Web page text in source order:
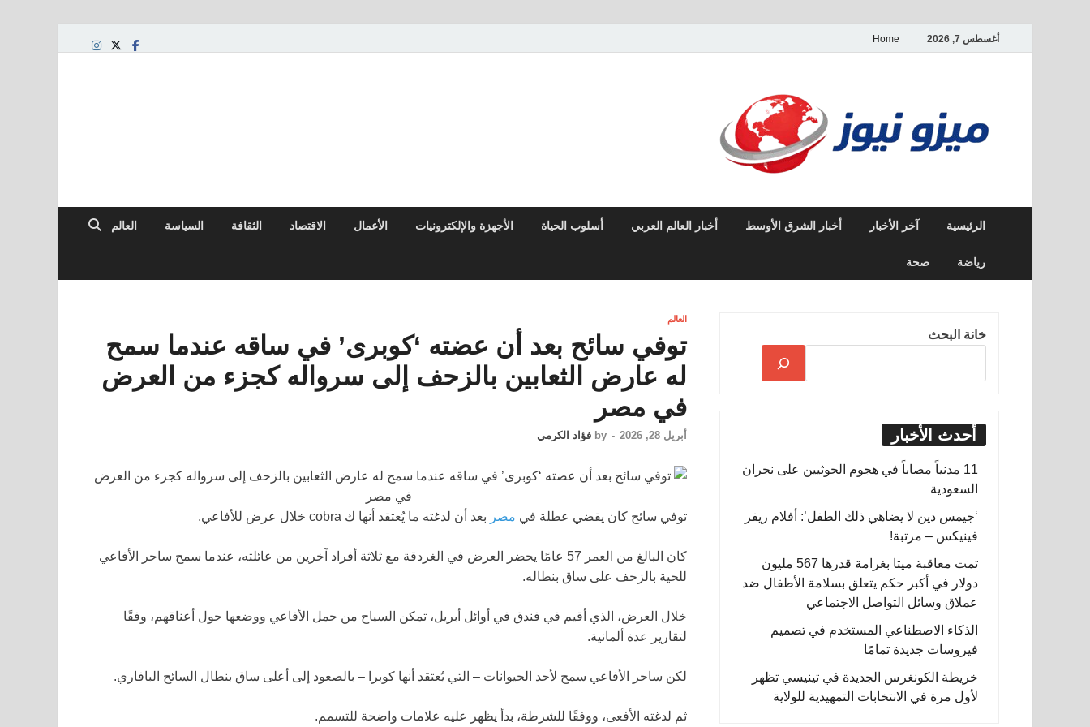
أغسطس 7, 2026 Home
الرئيسية آخر الأخبار أخبار الشرق الأوسط أخبار العالم العربي أسلوب الحياة الأجهزة والإلكترونيات الأعمال الاقتصاد الثقافة السياسة العالم
رياضة صحة
العالم
توفي سائح بعد أن عضته ‘كوبرى’ في ساقه عندما سمح
له عارض الثعابين بالزحف إلى سرواله كجزء من العرض
في مصر
أبريل 28, 2026 -
by فؤاد الكرمي
توفي سائح كان يقضي عطلة في مصر بعد أن لدغته ما يُعتقد أنها ك cobra خلال عرض للأفاعي.
كان البالغ من العمر 57 عامًا يحضر العرض في الغردقة مع ثلاثة أفراد آخرين من عائلته، عندما سمح ساحر الأفاعي
للحية بالزحف على ساق بنطاله.
خلال العرض، الذي أقيم في فندق في أوائل أبريل، تمكن السياح من حمل الأفاعي ووضعها حول أعناقهم، وفقًا
لتقارير عدة ألمانية.
لكن ساحر الأفاعي سمح لأحد الحيوانات – التي يُعتقد أنها كوبرا – بالصعود إلى أعلى ساق بنطال السائح البافاري.
ثم لدغته الأفعى، ووفقًا للشرطة، بدأ يظهر عليه علامات واضحة للتسمم.
خانة البحث
أحدث الأخبار
11 مدنياً مصاباً في هجوم الحوثيين على نجران
السعودية
‘جيمس دين لا يضاهي ذلك الطفل’: أفلام ريفر
فينيكس – مرتبة!
تمت معاقبة ميتا بغرامة قدرها 567 مليون
دولار في أكبر حكم يتعلق بسلامة الأطفال ضد
عملاق وسائل التواصل الاجتماعي
الذكاء الاصطناعي المستخدم في تصميم
فيروسات جديدة تمامًا
خريطة الكونغرس الجديدة في تينيسي تظهر
لأول مرة في الانتخابات التمهيدية للولاية